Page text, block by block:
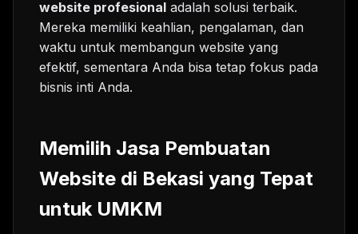
website profesional adalah solusi terbaik.
Mereka memiliki keahlian, pengalaman, dan
waktu untuk membangun website yang
efektif, sementara Anda bisa tetap fokus pada
bisnis inti Anda.
Memilih Jasa Pembuatan
Website di Bekasi yang Tepat
untuk UMKM